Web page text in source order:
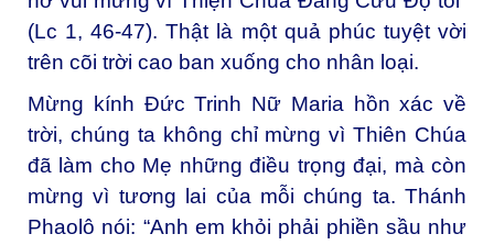
(Lc 1, 46-47). Thật là một quả phúc tuyệt vời
trên cõi trời cao ban xuống cho nhân loại.
Mừng kính Đức Trinh Nữ Maria hồn xác về
trời, chúng ta không chỉ mừng vì Thiên Chúa
đã làm cho Mẹ những điều trọng đại, mà còn
mừng vì tương lai của mỗi chúng ta. Thánh
Phaolô nói: “Anh em khỏi phải phiền sầu như